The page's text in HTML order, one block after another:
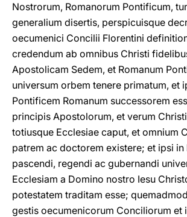
Nostrorum, Romanorum Pontificum,
generalium disertis, perspicuisque
oecumenici Concilii Florentini
credendum ab omnibus Christi
Apostolicam Sedem, et Romanum
universum orbem tenere primatum, et
Pontificem Romanum successorem
principis Apostolorum, et verum
totiusque Ecclesiae caput, et omnium
patrem ac doctorem existere; et ipsi in
pascendi, regendi ac gubernandi
Ecclesiam a Domino nostro Iesu
potestatem traditam esse;
gestis oecumenicorum Conciliorum et